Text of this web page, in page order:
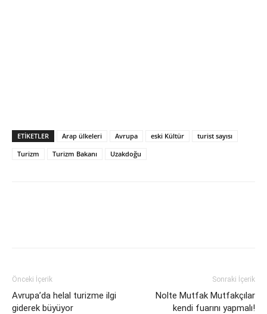
ETIKETLER Arap ülkeleri Avrupa eski Kültür
turist sayısı
Turizm
Turizm Bakanı Uzakdoğu
Önceki İçerik
Avrupa’da helal turizme ilgi
giderek büyüyor
Sonraki İçerik
Nolte Mutfak Mutfakçılar
kendi fuarını yapmalı!